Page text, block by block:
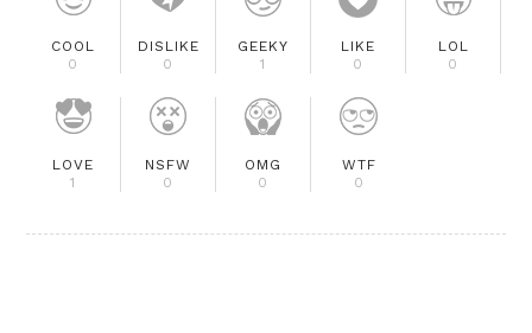
COOL
0
DISLIKE
0
GEEKY
1
LIKE
0
LOL
0
LOVE
1
NSFW
0
OMG
0
WTF
0